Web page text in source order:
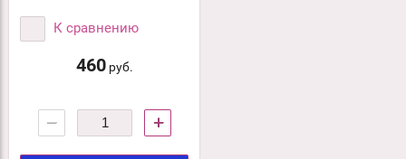
К сравнению
460руб.
− +